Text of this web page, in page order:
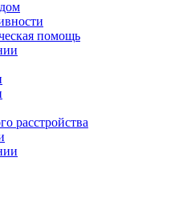
помощь
расстройства